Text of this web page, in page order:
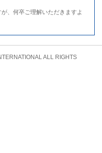
、何卒ご理解いただきますよ